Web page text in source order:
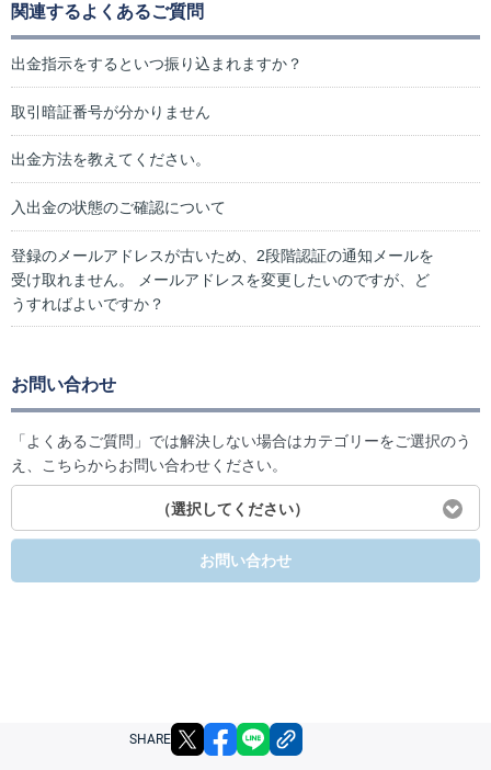
関連するよくあるご質問
出金指示をするといつ振り込まれますか？
取引暗証番号が分かりません
出金方法を教えてください。
入出金の状態のご確認について
登録のメールアドレスが古いため、2段階認証の通知メールを
受け取れません。 メールアドレスを変更したいのですが、ど
うすればよいですか？
お問い合わせ
「よくあるご質問」では解決しない場合はカテゴリーをご選択のう
え、こちらからお問い合わせください。
（選択してください）
お問い合わせ
SHARE X facebook